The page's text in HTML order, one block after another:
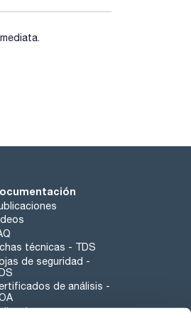
técnicas - TDS
de seguridad -
de análisis -